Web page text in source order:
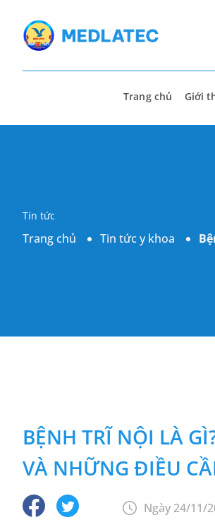
Trang chủ Giới
Tin tức
Trang chủ Tin tức y khoa
BỆNH TRĨ NỘI LÀ
VÀ NHỮNG ĐIỀU
Ngày 24/11/